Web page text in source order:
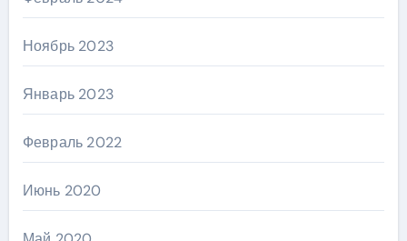
Ноябрь 2023
Январь 2023
Февраль 2022
Июнь 2020